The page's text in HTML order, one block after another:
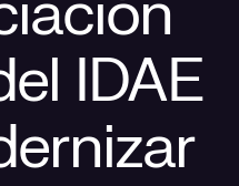
IDAE